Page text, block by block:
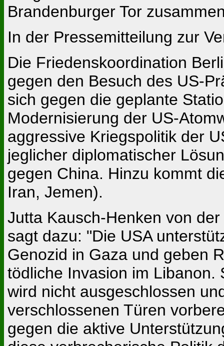
Brandenburger Tor
In der Pressemitteilung zur
Die Friedenskoordination
gegen den Besuch des US-
sich gegen die geplante
Modernisierung der US-
aggressive Kriegspolitik der
jeglicher diplomatischer
gegen China. Hinzu kommt
Iran, Jemen).
Jutta Kausch-Henken von
sagt dazu: "Die USA
Genozid in Gaza und geben
tödliche Invasion im Libanon.
wird nicht ausgeschlossen
verschlossenen Türen
gegen die aktive